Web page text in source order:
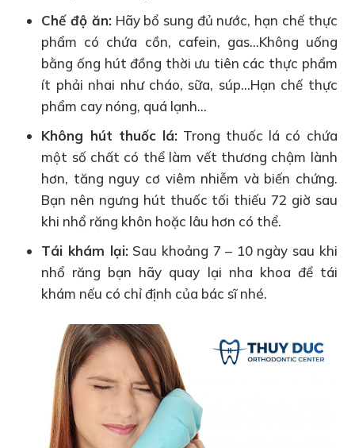
Chế độ ăn:Hãy bổ sung đủ nước, hạn chế thực
phẩm có chứa cồn, cafein, gas…Không uống
bằng ống hút đồng thời ưu tiên các thực phẩm
ít phải nhai như cháo, sữa, súp…Hạn chế thực
phẩm cay nóng, quá lạnh…
Không hút thuốc lá:Trong thuốc lá có chứa
một số chất có thể làm vết thương chậm lành
hơn, tăng nguy cơ viêm nhiễm và biến chứng.
Bạn nên ngưng hút thuốc tối thiếu 72 giờ sau
khi nhổ răng khôn hoặc lâu hơn có thể.
Tái khám lại:Sau khoảng 7 – 10 ngày sau khi
nhổ răng bạn hãy quay lại nha khoa để tái
khám nếu có chỉ định của bác sĩ nhé.